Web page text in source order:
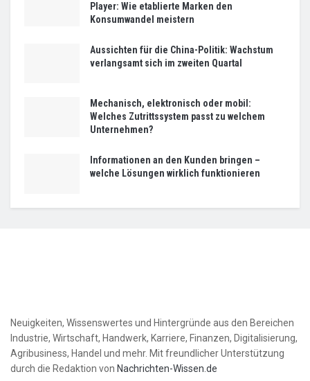
Player: Wie etablierte Marken den
Konsumwandel meistern
Aussichten für die China-Politik: Wachstum
verlangsamt sich im zweiten Quartal
Mechanisch, elektronisch oder mobil:
Welches Zutrittssystem passt zu welchem
Unternehmen?
Informationen an den Kunden bringen –
welche Lösungen wirklich funktionieren
Neuigkeiten, Wissenswertes und Hintergründe aus den Bereichen
Industrie, Wirtschaft, Handwerk, Karriere, Finanzen, Digitalisierung,
Agribusiness, Handel und mehr. Mit freundlicher Unterstützung
durch die Redaktion von Nachrichten-Wissen.de